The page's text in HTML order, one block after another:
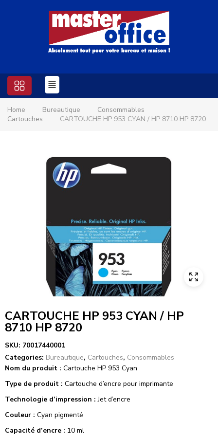
Home Bureautique
Consommables
Cartouches
CARTOUCHE HP 953 CYAN / HP 8710 HP 8720
CARTOUCHE HP 953 CYAN / HP
8710 HP 8720
SKU: 70017440001
Categories: Bureautique, Cartouches, Consommables
Nom du produit : Cartouche HP 953 Cyan
Type de produit : Cartouche d’encre pour imprimante
Technologie d’impression : Jet d’encre
Couleur : Cyan pigmenté
Capacité d’encre : 10 ml